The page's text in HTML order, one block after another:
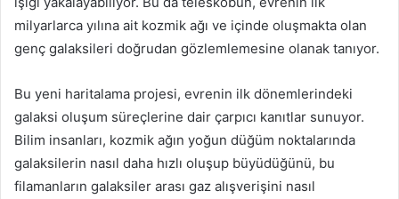
milyarlarca yılına ait kozmik ağı ve içinde oluşmakta olan
genç galaksileri doğrudan gözlemlemesine olanak tanıyor.
Bu yeni haritalama projesi, evrenin ilk dönemlerindeki
galaksi oluşum süreçlerine dair çarpıcı kanıtlar sunuyor.
Bilim insanları, kozmik ağın yoğun düğüm noktalarında
galaksilerin nasıl daha hızlı oluşup büyüdüğünü, bu
filamanların galaksiler arası gaz alışverişini nasıl